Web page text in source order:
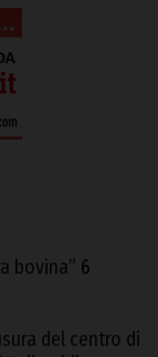
bovina” 6
del centro di